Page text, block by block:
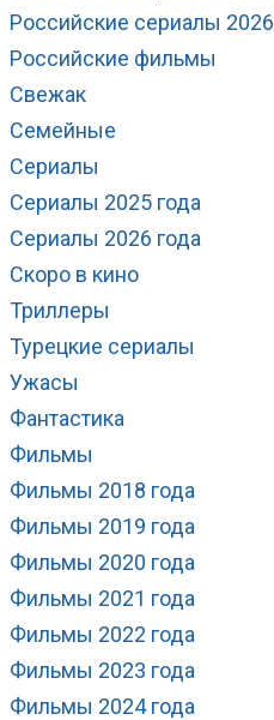
Российские сериалы 2026
Российские фильмы
Свежак
Семейные
Сериалы
Сериалы 2025 года
Сериалы 2026 года
Скоро в кино
Триллеры
Турецкие сериалы
Ужасы
Фантастика
Фильмы
Фильмы 2018 года
Фильмы 2019 года
Фильмы 2020 года
Фильмы 2021 года
Фильмы 2022 года
Фильмы 2023 года
Фильмы 2024 года